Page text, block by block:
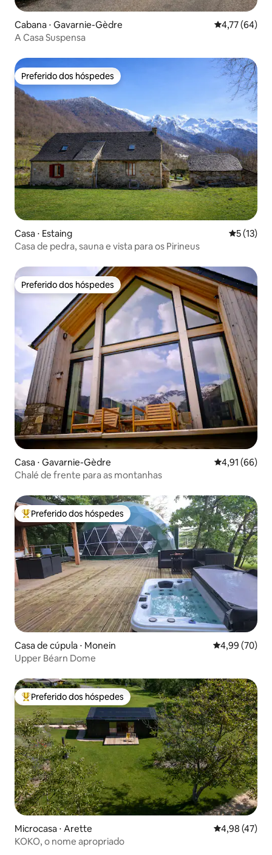
Cabana ⋅ Gavarnie-Gèdre 4,77 de uma
4,77 (64)
A Casa Suspensa
Preferido dos hóspedes
Preferido dos hóspedes
Casa ⋅ Estaing 5 de uma
5 (13)
Casa de pedra, sauna e vista para os Pirineus
Preferido dos hóspedes
Preferido dos hóspedes
Casa ⋅ Gavarnie-Gèdre 4,91 de uma
4,91 (66)
Chalé de frente para as montanhas
Entre os melhores preferidos dos hóspedes
Preferido dos hóspedes
Casa de cúpula ⋅ Monein 4,99 de uma
4,99 (70)
Upper Béarn Dome
Entre os melhores preferidos dos hóspedes
Preferido dos hóspedes
Microcasa ⋅ Arette 4,98 de uma
4,98 (47)
KOKO, o nome apropriado